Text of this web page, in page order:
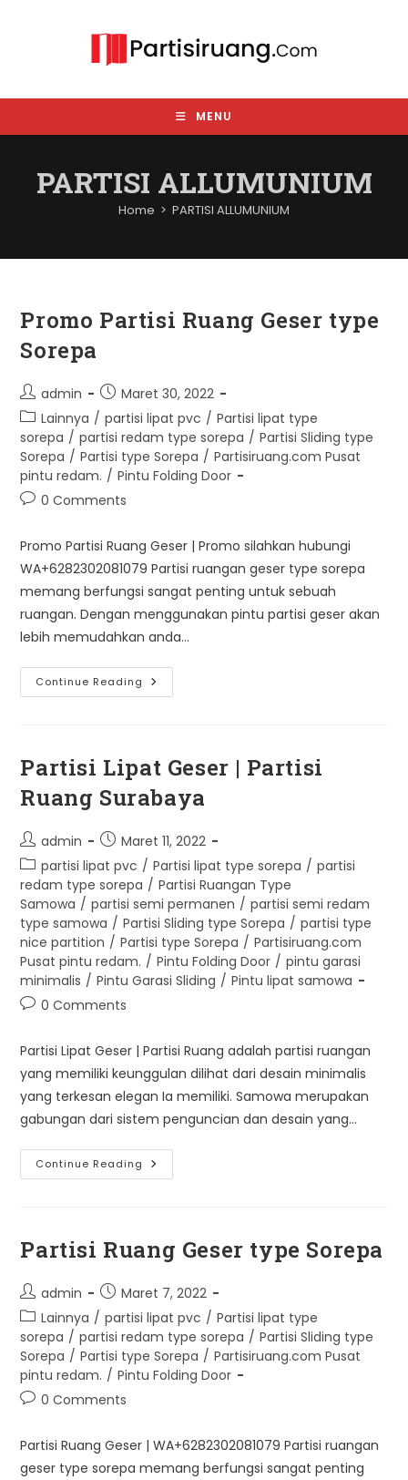
MENU
PARTISI ALLUMUNIUM
Home > PARTISI ALLUMUNIUM
Promo Partisi Ruang Geser type
Sorepa
Post
author:
admin
Post
published:
Maret 30, 2022
Post
category:
Lainnya / partisi lipat pvc / Partisi lipat type
sorepa / partisi redam type sorepa / Partisi Sliding type
Sorepa / Partisi type Sorepa / Partisiruang.com Pusat
pintu redam. / Pintu Folding Door
Post0 Comments
Promo Partisi Ruang Geser | Promo silahkan hubungi
WA+6282302081079 Partisi ruangan geser type sorepa
memang berfungsi sangat penting untuk sebuah
ruangan. Dengan menggunakan pintu partisi geser akan
lebih memudahkan anda…
Continue Reading Promo
Partisi
Partisi Lipat Geser | Partisi
Ruang Surabaya
Post
author:
admin
Post
published:
Maret 11, 2022
Post
category:
partisi lipat pvc / Partisi lipat type sorepa / partisi
redam type sorepa / Partisi Ruangan Type
Samowa / partisi semi permanen / partisi semi redam
type samowa / Partisi Sliding type Sorepa / partisi type
nice partition / Partisi type Sorepa / Partisiruang.com
Pusat pintu redam. / Pintu Folding Door / pintu garasi
minimalis / Pintu Garasi Sliding / Pintu lipat samowa
Post0 Comments
Partisi Lipat Geser | Partisi Ruang adalah partisi ruangan
yang memiliki keunggulan dilihat dari desain minimalis
yang terkesan elegan Ia memiliki. Samowa merupakan
gabungan dari sistem penguncian dan desain yang…
Continue Reading Partisi
Lipat
Surabaya
Partisi Ruang Geser type Sorepa
Post
author:
admin
Post
published:
Maret 7, 2022
Post
category:
Lainnya / partisi lipat pvc / Partisi lipat type
sorepa / partisi redam type sorepa / Partisi Sliding type
Sorepa / Partisi type Sorepa / Partisiruang.com Pusat
pintu redam. / Pintu Folding Door
Post0 Comments
Partisi Ruang Geser | WA+6282302081079 Partisi ruangan
geser type sorepa memang berfungsi sangat penting